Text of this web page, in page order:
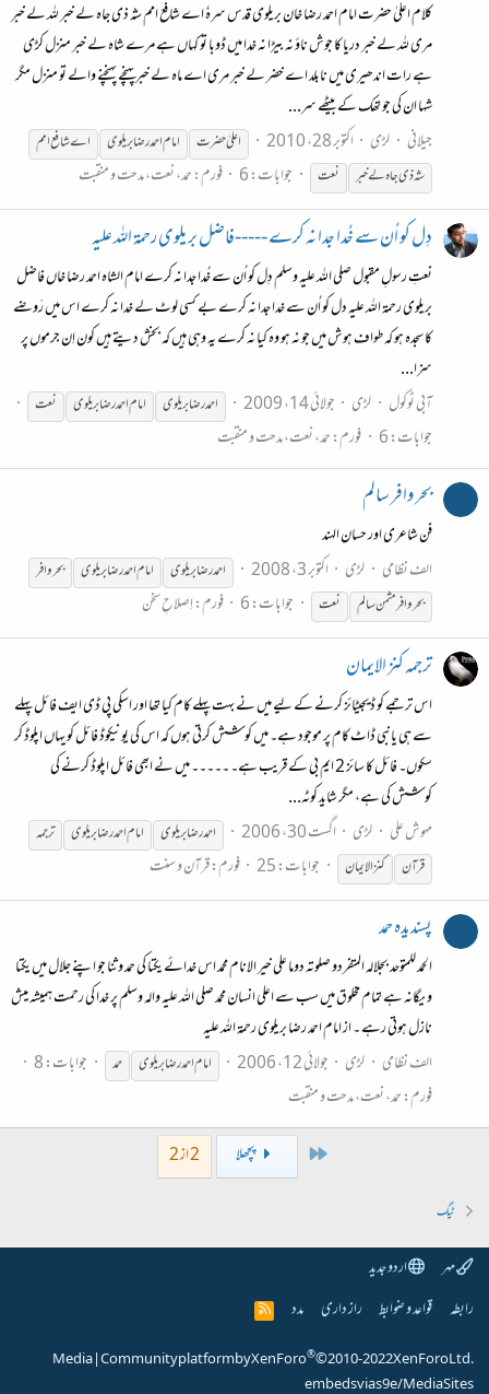
کلام اعلیٰ حضرت امام احمد رضا خان بریلوی قدس سرہٗ اے شافع امم شہ ذی جاہ لے خبر للہ لے خبر
مری للہ لے خبر دریا کا جوش ناؤ نہ بیڑا نہ خدا میں ڈوبا تو کہاں ہے مرے شاہ لے خبر منزل کڑی
ہے رات اندھیری میں نابلد اے خضر لے خبر مری اے ماہ لے خبر پہنچے پہنچنے والے تو منزل مگر
شہا ان کی جو تھک کے بیٹھے سر...
جیلانی لڑی اکتوبر 28، 2010 اعلیٰ حضرت اماماحمدرضابریلوی
اے شافع امم
شہ ذی جاہ لے خبر
نعت جوابات: 6 فورم:حمد، نعت، مدحت و منقبت
دِل کو اُن سے خُدا جدا نہ کرے -----فاضل بریلوی رحمۃ اللہ علیہ
نعتِ رسولِ مقبول صلی اللہ علیہ وسلم دِل کو اُن سے خُدا جدا نہ کرے امام الشاہ احمد رضا خاں فاضل
بریلوی رحمۃ اللہ علیہ دل کو اُن سے خدا جدا نہ کرے بے کسی لوٹ لے خدا نہ کرے اس میں رَوضے
کا سجدہ ہو کہ طواف ہوش میں جو نہ ہو وہ کیا نہ کرے یہ وہی ہیں کہ بخش دیتے ہیں کون اِن جرموں پر
سزا...
آبی ٹوکول
لڑی جولائی 14، 2009 احمدرضابریلوی اماماحمدرضابریلوی نعت
جوابات: 6 فورم:حمد، نعت، مدحت و منقبت
بحر وافر سالم
فن شاعری اور حسان الہند
الف نظامی
لڑی اکتوبر 3، 2008 احمدرضابریلوی اماماحمدرضابریلوی
بحر وافر
بحر وافر مثمن سالم
نعت جوابات: 6 فورم:اِصلاحِ سخن
ترجمہ کنز الایمان
اس ترجمے کو ڈیجیٹائز کرنے کے لیے میں نے بہت پہلے کام کیا تھا اور اسکی پی ڈی ایف فائل پہلے
سے ہی یانبی ڈاٹ کام پر موجود ہے۔ میں کوشش کرتی ہوں کہ اس کی یونیکوڈ فائل کو یہاں اپلوڈ کر
سکوں۔ فائل کا سائز 2 ایم بی کے قریب ہے۔ ۔۔۔۔۔ میں نے ابھی فائل اپلوڈ کرنے کی
کوشش کی ہے، مگر شاید کوٹہ...
مہوش علی لڑی اگست 30، 2006 احمدرضابریلوی اماماحمدرضابریلوی
ترجمہ
قرآن
کنز الایمان جوابات: 25 فورم:قرآن و سنت
پسندیدہ حمد
الحمد للمتوحد بجلالہ المتفردو صلوتہ دوما علی خیر الانام محمد اس خدائے یکتا کی حمد و ثنا جو اپنے جلال میں یکتا
و یگانہ ہے تمام مخلوق میں سب سے اعلی انسان محمد صلی اللہ علیہ والہ وسلم پر خدا کی رحمت ہمیشہ میش
نازل ہوتی رہے ۔ از امام احمد رضا بریلوی رحمۃ اللہ علیہ
الف نظامی
لڑی جولائی 12، 2006 اماماحمدرضابریلوی حمد
جوابات: 8
فورم:حمد، نعت، مدحت و منقبت
First
پچھلا 2 از 2
ٹیگ
مہر
اردو جدید
رابطہ قواعد و ضوابط راز داری مدد
R
S
Community platform by XenForo®© 2010-2022 XenForo Ltd.
|
Media
embeds via s9e/MediaSites